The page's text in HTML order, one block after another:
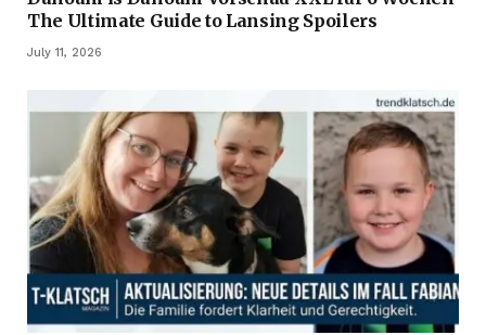
The Ultimate Guide to Lansing Spoilers
July 11, 2026